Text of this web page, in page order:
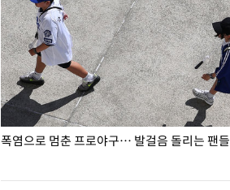
폭염으로 멈춘 프로야구… 발걸음 돌리는 팬들